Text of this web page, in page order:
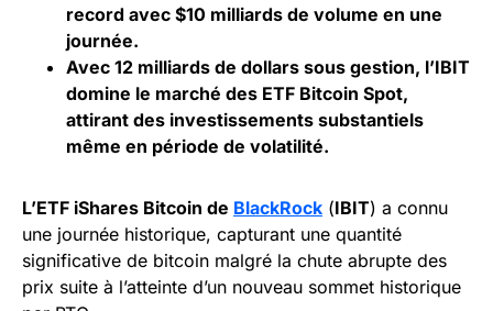
record avec $10 milliards de volume en une
journée.
Avec 12 milliards de dollars sous gestion, l’IBIT
domine le marché des ETF Bitcoin Spot,
attirant des investissements substantiels
même en période de volatilité.
L’ETF iShares Bitcoin de BlackRock (IBIT) a connu
une journée historique, capturant une quantité
significative de bitcoin malgré la chute abrupte des
prix suite à l’atteinte d’un nouveau sommet historique